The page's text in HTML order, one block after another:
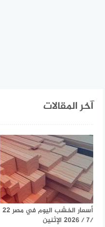
آخر المقالات
أسعار الخشب اليوم في مصر 22
/7 / 2026 الإثنين